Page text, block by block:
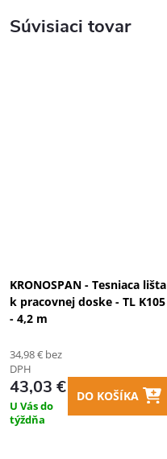
Súvisiaci tovar
KRONOSPAN - Tesniaca lišta
k pracovnej doske - TL K105
- 4,2 m
34,98 € bez
DPH
43,03 €
U Vás do
týždňa
DO KOŠÍKA